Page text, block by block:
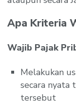
Apa Kriteria
Wajib Pajak
Melakukan
secara nyata
tersebut